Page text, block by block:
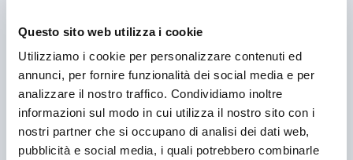
Questo sito web utilizza i cookie
Utilizziamo i cookie per personalizzare contenuti ed
annunci, per fornire funzionalità dei social media e per
analizzare il nostro traffico. Condividiamo inoltre
informazioni sul modo in cui utilizza il nostro sito con i
nostri partner che si occupano di analisi dei dati web,
pubblicità e social media, i quali potrebbero combinarle
spazio a disposizione per le informazioni relative al
proprio marchio (nome commerciale, tipologia e
dimensione del pneumatico, indice di carico, codice
di velocità e altre specifiche tecniche). La superficie
totale della etichetta non può superare i 250 cm2 e
l'adesivo non può essere più lungo di 22 cm.
I rivenditori potranno vendere ancora, dopo il 1